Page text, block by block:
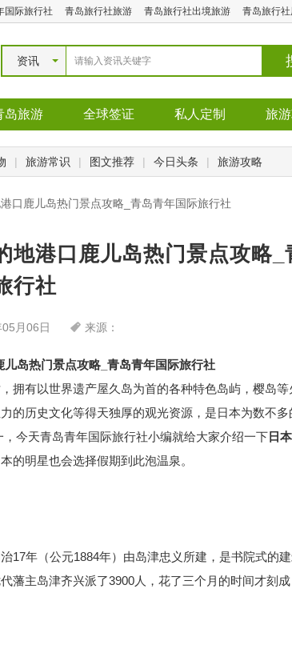
国际旅行社 青岛旅行社旅游 青岛旅行社出境旅游 青岛旅行
资讯
岛旅游 全球签证 私人定制 旅
| 旅游常识 | 图文推荐 | 今日头条 | 旅游攻略
口鹿儿岛热门景点攻略_青岛青年国际旅行社
地港口鹿儿岛热门景点攻略_
行社
月06日 来源：
儿岛热门景点攻略_青岛青年国际旅行社
拥有以世界遗产屋久岛为首的各种特色岛屿，樱岛等
的历史文化等得天独厚的观光资源，是日本为数不多
，今天青岛青年国际旅行社小编就给大家介绍一下 日
的明星也会选择假期到此泡温泉。
17年（公元1884年）由岛津忠义所建，是书院式的
藩主岛津齐兴派了3900人，花了三个月的时间才刻